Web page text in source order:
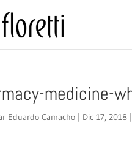
medicine-
Eduardo Camacho| Dic 17, 2018|